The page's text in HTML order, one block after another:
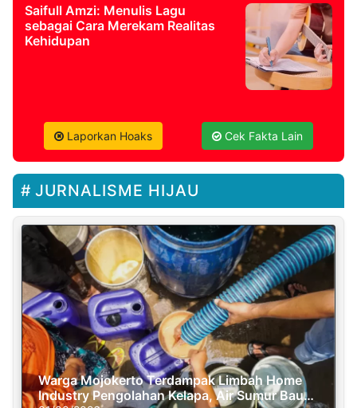
Saifull Amzi: Menulis Lagu
sebagai Cara Merekam Realitas
Kehidupan
Laporkan Hoaks Cek Fakta Lain
JURNALISME HIJAU
Warga Mojokerto Terdampak Limbah Home
Industry Pengolahan Kelapa, Air Sumur Bau